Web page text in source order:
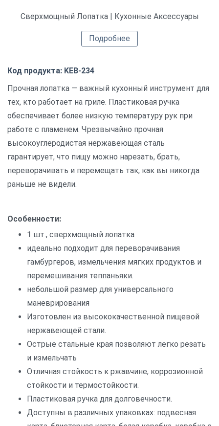
Сверхмощный Лопатка | Кухонные Аксессуары
Подробнее
Код продукта: KEB-234
Прочная лопатка — важный кухонный инструмент для
тех, кто работает на гриле. Пластиковая ручка
обеспечивает более низкую температуру рук при
работе с пламенем. Чрезвычайно прочная
высокоуглеродистая нержавеющая сталь
гарантирует, что пищу можно нарезать, брать,
переворачивать и перемещать так, как вы никогда
раньше не видели.
Особенности:
1 шт., сверхмощный лопатка
идеально подходит для переворачивания
гамбургеров, измельчения мягких продуктов и
перемешивания теппаньяки.
небольшой размер для универсального
маневрирования
Изготовлен из высококачественной пищевой
нержавеющей стали.
Острые стальные края позволяют легко резать
и измельчать
Отличная стойкость к ржавчине, коррозионной
стойкости и термостойкости.
Пластиковая ручка для долговечности.
Доступны в различных упаковках: подвесная